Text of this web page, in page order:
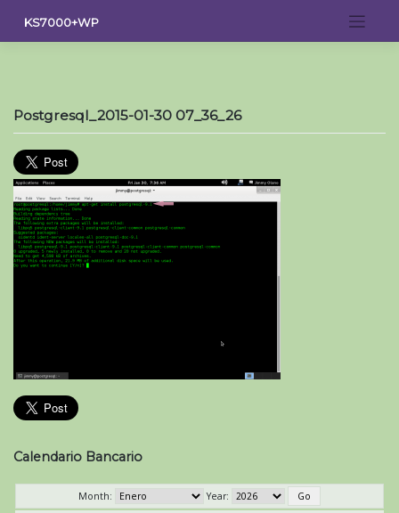
contenido
KS7000+WP
Postgresql_2015-01-30 07_36_26
Calendario Bancario
Month:
Year: